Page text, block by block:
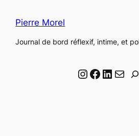
Pierre Morel
Journal de bord réflexif, intime, et
Instagram Facebook LinkedIn Email